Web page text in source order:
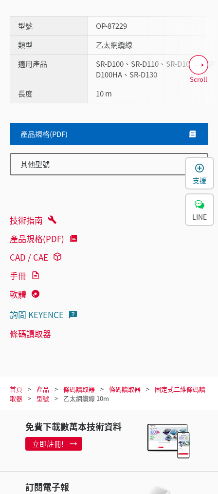
型號
OP-87229
類型
乙太網纜線
適用產品
SR-D100、SR-D110、SR-D100H、SR-
D100HA、SR-D130
長度
10 m
Scroll
產品規格(PDF)
其他型號
技術指南
產品規格(PDF)
CAD / CAE
手冊
軟體
詢問 KEYENCE
條碼讀取器
首頁 產品 條碼讀取器 條碼讀取器
固定式二維條碼讀
取器
型號 乙太網纜線 10m
免費下載數萬本技術資料
立即註冊!
訂閱電子報
支援
LINE